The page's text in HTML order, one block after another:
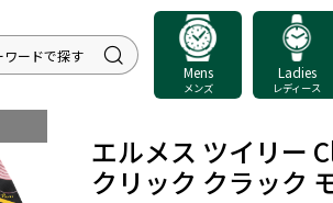
Mens
メンズ
Ladies
レディース
エルメス ツイリー
クリック クラック